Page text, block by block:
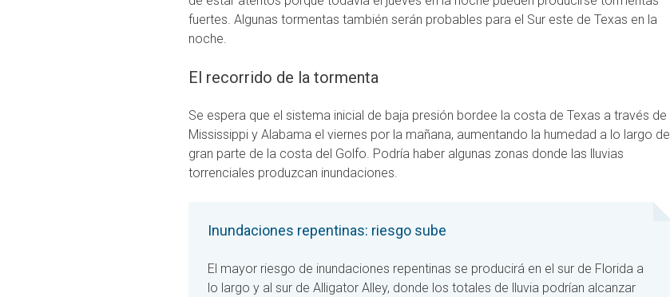
fuertes. Algunas tormentas también serán probables para el Sur este de Texas en la
noche.
El recorrido de la tormenta
Se espera que el sistema inicial de baja presión bordee la costa de Texas a través de
Mississippi y Alabama el viernes por la mañana, aumentando la humedad a lo largo de
gran parte de la costa del Golfo. Podría haber algunas zonas donde las lluvias
torrenciales produzcan inundaciones.
Inundaciones repentinas: riesgo sube
El mayor riesgo de inundaciones repentinas se producirá en el sur de Florida a
lo largo y al sur de Alligator Alley, donde los totales de lluvia podrían alcanzar